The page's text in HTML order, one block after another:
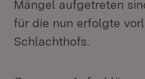
Mängel aufgetreten
für die nun erfolgte
Schlachthofs.